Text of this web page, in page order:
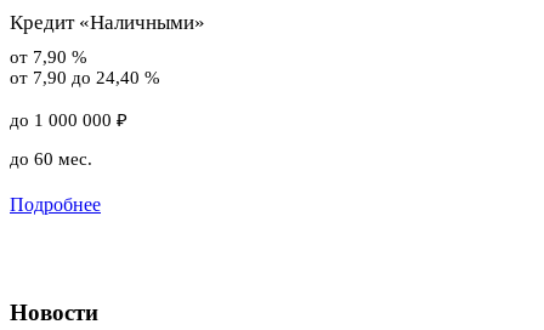
Кредит «Наличными»
от 7,90 %
от 7,90 до 24,40 %
до 1 000 000 ₽
до 60 мес.
Подробнее
Новости